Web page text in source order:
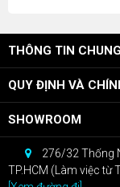
THÔNG TIN CHUNG
QUY ĐỊNH VÀ
SHOWROOM
276/32 Thống
TP.HCM (Làm việc từ